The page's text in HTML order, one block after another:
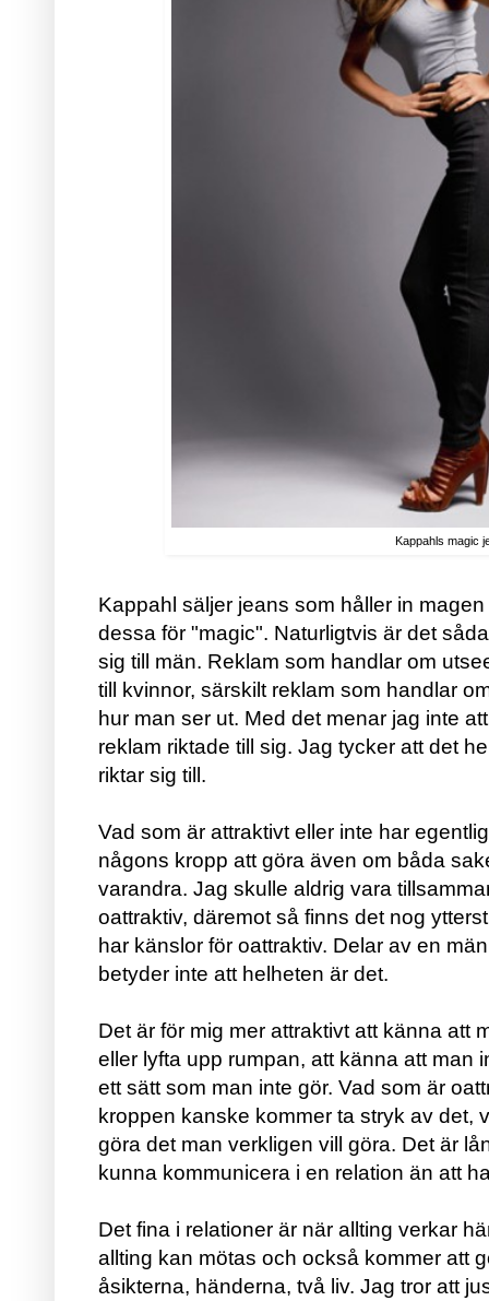
Kappahls magic
Kappahl säljer jeans som håller in
dessa för "magic". Naturligtvis är det
sig till män. Reklam som handlar om
till kvinnor, särskilt reklam som handlar
hur man ser ut. Med det menar jag inte
reklam riktade till sig. Jag tycker att det
riktar sig till.
Vad som är attraktivt eller inte har
någons kropp att göra även om båda
varandra. Jag skulle aldrig vara
oattraktiv, däremot så finns det nog
har känslor för oattraktiv. Delar av en
betyder inte att helheten är det.
Det är för mig mer attraktivt att känna att
eller lyfta upp rumpan, att känna att man
ett sätt som man inte gör. Vad som är
kroppen kanske kommer ta stryk av det,
göra det man verkligen vill göra. Det är
kunna kommunicera i en relation än att
Det fina i relationer är när allting verkar
allting kan mötas och också kommer att
åsikterna, händerna, två liv. Jag tror att